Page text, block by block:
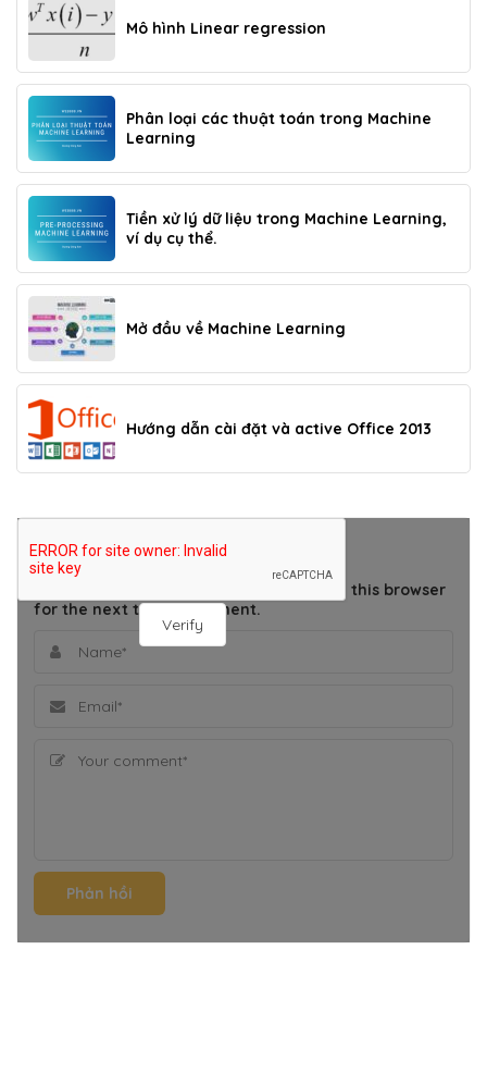
Mô hình Linear regression
Phân loại các thuật toán trong Machine
Learning
Tiền xử lý dữ liệu trong Machine Learning,
ví dụ cụ thể.
Mở đầu về Machine Learning
Hướng dẫn cài đặt và active Office 2013
Verify
THÊM BÌNH LUẬN
Save my name, email, and website in this browser
for the next time I comment.